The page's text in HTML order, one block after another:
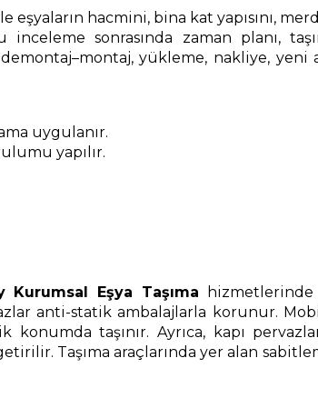
eşyaların hacmini, bina kat yapısını,
sonrasında zaman planı,
yükleme, nakliye, yeni
uygulanır.
yapılır.
Kurumsal Eşya Taşıma
anti-statik ambalajlarla korunur.
taşınır. Ayrıca, kapı
Taşıma araçlarında yer alan